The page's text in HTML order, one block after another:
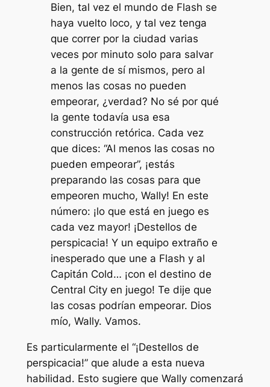
Bien, tal vez el mundo de Flash se
haya vuelto loco, y tal vez tenga
que correr por la ciudad varias
veces por minuto solo para salvar
a la gente de sí mismos, pero al
menos las cosas no pueden
empeorar, ¿verdad? No sé por qué
la gente todavía usa esa
construcción retórica. Cada vez
que dices: “Al menos las cosas no
pueden empeorar”, ¡estás
preparando las cosas para que
empeoren mucho, Wally! En este
número: ¡lo que está en juego es
cada vez mayor! ¡Destellos de
perspicacia! Y un equipo extraño e
inesperado que une a Flash y al
Capitán Cold… ¡con el destino de
Central City en juego! Te dije que
las cosas podrían empeorar. Dios
mío, Wally. Vamos.
Es particularmente el “¡Destellos de
perspicacia!”que alude a esta nueva
habilidad. Esto sugiere que Wally comenzará